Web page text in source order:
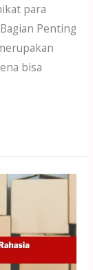
para
Penting
bisa